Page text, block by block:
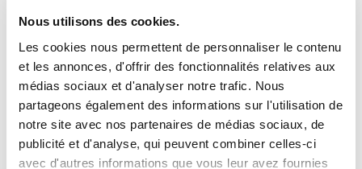
Nous utilisons des cookies.
Les cookies nous permettent de personnaliser le contenu
et les annonces, d'offrir des fonctionnalités relatives aux
médias sociaux et d'analyser notre trafic. Nous
partageons également des informations sur l'utilisation de
notre site avec nos partenaires de médias sociaux, de
publicité et d'analyse, qui peuvent combiner celles-ci
avec d'autres informations que vous leur avez fournies
Cette évolution de directive reflète ainsi une
volonté de toutes les parties prenantes d' accorder
davantage d'importance au Développement
Durable, et d'adopter des politiques plus
exigeantes en la matière. Cette tendance, qui
s'accentue de plus en plus, oblige les sociétés
adopter unestratégie RSE cohérenteet des
démarches et outils facilitant sa mise en